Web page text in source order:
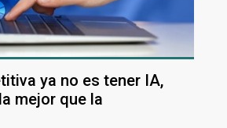
ya no es tener IA,
mejor que la